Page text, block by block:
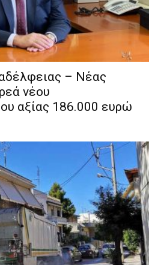
– Νέας
νέου
αξίας 186.000 ευρώ